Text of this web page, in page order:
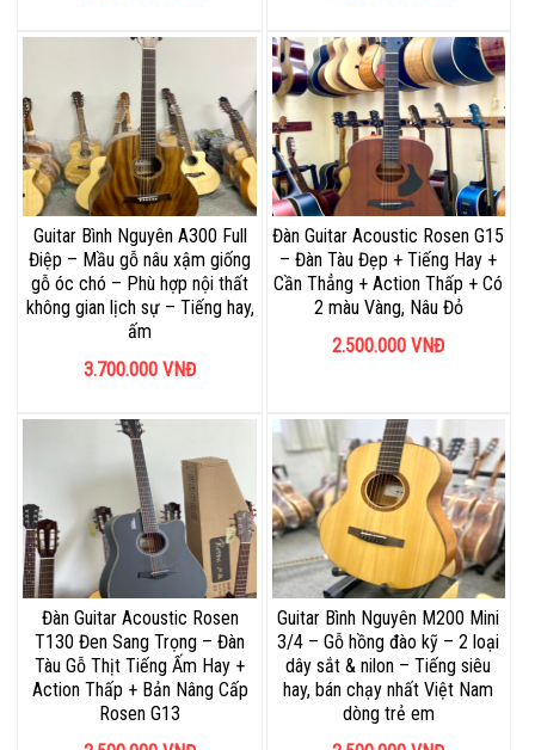
Guitar Bình Nguyên A300 Full
Điệp – Mầu gỗ nâu xậm giống
gỗ óc chó – Phù hợp nội thất
không gian lịch sự – Tiếng hay,
ấm
3.700.000 VNĐ
Đàn Guitar Acoustic Rosen G15
– Đàn Tàu Đẹp + Tiếng Hay +
Cần Thẳng + Action Thấp + Có
2 màu Vàng, Nâu Đỏ
2.500.000 VNĐ
Đàn Guitar Acoustic Rosen
T130 Đen Sang Trọng – Đàn
Tàu Gỗ Thịt Tiếng Ấm Hay +
Action Thấp + Bản Nâng Cấp
Rosen G13
Guitar Bình Nguyên M200 Mini
3/4 – Gỗ hồng đào kỹ – 2 loại
dây sắt & nilon – Tiếng siêu
hay, bán chạy nhất Việt Nam
dòng trẻ em